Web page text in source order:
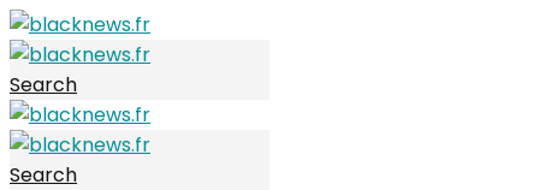
Search
Search